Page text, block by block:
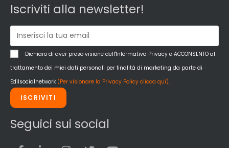
Iscriviti alla newsletter!
Dichiaro di aver preso visione dell'Informativa Privacy e ACCONSENTO al
trattamento dei miei dati personali per finalità di marketing da parte di
Edilsocialnetwork (Per visionare la Privacy Policy clicca qui).
ISCRIVITI
Seguici sui social